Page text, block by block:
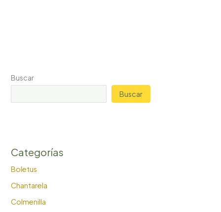
Buscar
Buscar
Categorías
Boletus
Chantarela
Colmenilla